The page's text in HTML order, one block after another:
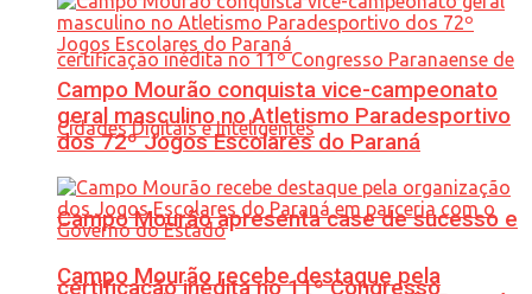
Campo Mourão apresenta case de sucesso e
certificação inédita no 11º Congresso
Campo Mourão conquista vice-campeonato
geral masculino no Atletismo Paradesportivo
dos 72º Jogos Escolares do Paraná
Campo Mourão recebe destaque pela